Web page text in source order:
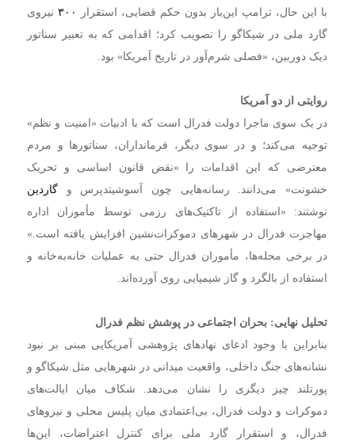
با این حال، ترامپ این‌بار بدون حکم قضایی، استقرار
۳۰۰ نیروی
گارد ملی در شیکاگو را تصویب کرد؛ اقدامی که به تعبیر سناتور
دیک دوربین، «فصلی شرم‌آور در تاریخ آمریکا» بود.
روایتی از دو آمریکا
در یک سوی ماجرا دولت فدرال است که با ادبیات «امنیت و نظم»
توجیه می‌کند؛ و در سوی دیگر، فرمانداران، سناتورها و مردم
معترضی که این اقدامات را «نقض قانون اساسی و تحریک
خشونت» می‌دانند. رسانه‌هایی چون آسوشیتدپرس وگاردین
نوشتند: «استفاده از تاکتیک‌های رزمی توسط مأموران اداره
مهاجرت فدرال در شهرهای دموکرات‌نشین افزایش یافته است.»
در برخی محله‌ها، مأموران فدرال حتی به عملیات خانه‌به‌خانه و
استفاده از بالگرد و گاز شیمیایی روی آورده‌اند.
تحلیل نهایی: بحران اجتماعی در پوشش نظم فدرال
بنابراین با وجود ادعای نهادهای پژوهشی آمریکایی مبنی بر نبود
نشانه‌های جنگ داخلی، واقعیت میدانی در شهرهایی مثل شیکاگو و
پورتلند چیز دیگری را نشان می‌دهد. شکاف میان ایالت‌های
دموکرات و دولت فدرال، بی‌اعتمادی میان پلیس محلی و نیروهای
فدرال، و استقرار گارد ملی برای کنترل اعتراضات، این‌ها